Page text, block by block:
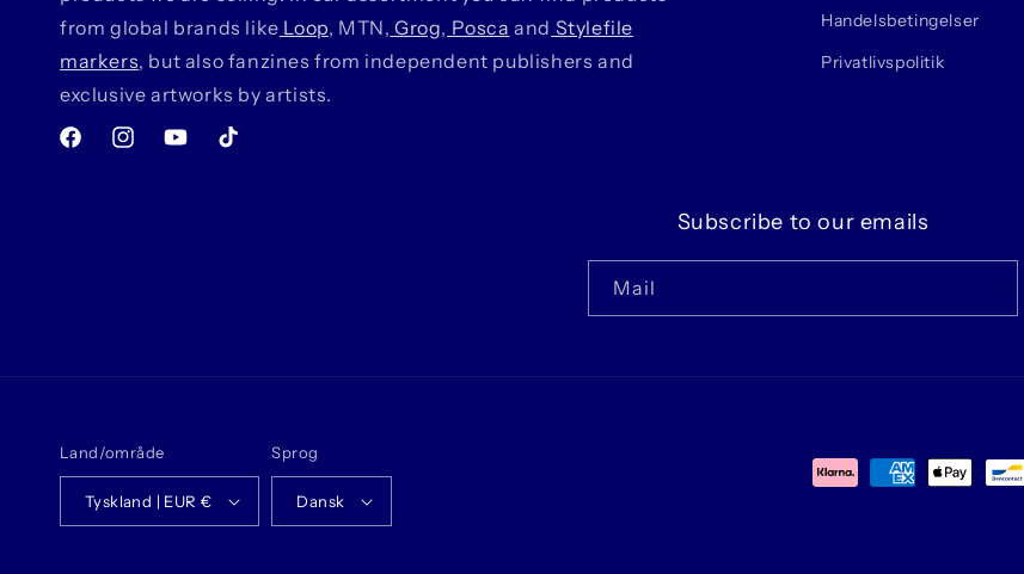
from global brands like Loop, MTN, Grog, Posca and Stylefile
markers, but also fanzines from independent publishers and
exclusive artworks by artists.
FacebookInstagramYouTubeTikTok
Handelsbetingelser
Privatlivspolitik
Subscribe to our emails
Mail
Land/område
Tyskland | EUR €
Sprog
Dansk
Betalingsmetoder